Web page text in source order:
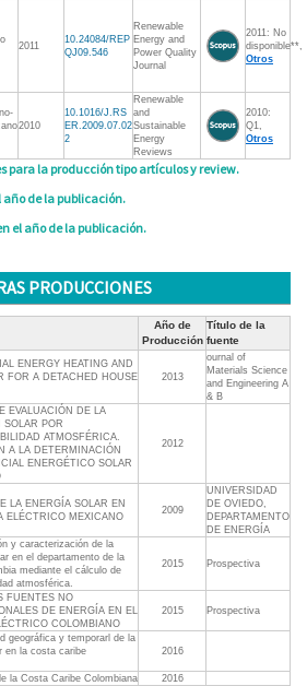
2011
10.24084/REP
QJ09.546
Renewable
Energy and
Power Quality
Journal
2011: No
disponible**,
Otros
2010
10.1016/J.RS
ER.2009.07.02
2
Renewable
and
Sustainable
Energy
Reviews
2010:
Q1,
Otros
para la producción tipo artículos y review.
de la publicación.
el año de la publicación.
PRODUCCIONES
Año de
Producción
Título de la
fuente
ENERGY HEATING AND
FOR A DETACHED HOUSE
2013
ournal of
Materials Science
and Engineering A
& B
EVALUACIÓN DE LA
SOLAR POR
ATMOSFÉRICA.
A LA DETERMINACIÓN
ENERGÉTICO SOLAR
2012
LA ENERGÍA SOLAR EN
ELÉCTRICO MEXICANO
2009
UNIVERSIDAD
DE OVIEDO,
DEPARTAMENTO
DE ENERGÍA
y caracterización de la
en el departamento de la
mediante el cálculo de
atmosférica.
2015 Prospectiva
FUENTES NO
DE ENERGÍA EN EL
COLOMBIANO
2015 Prospectiva
geográfica y temporarl de la
en la costa caribe
2016
la Costa Caribe Colombiana
2016